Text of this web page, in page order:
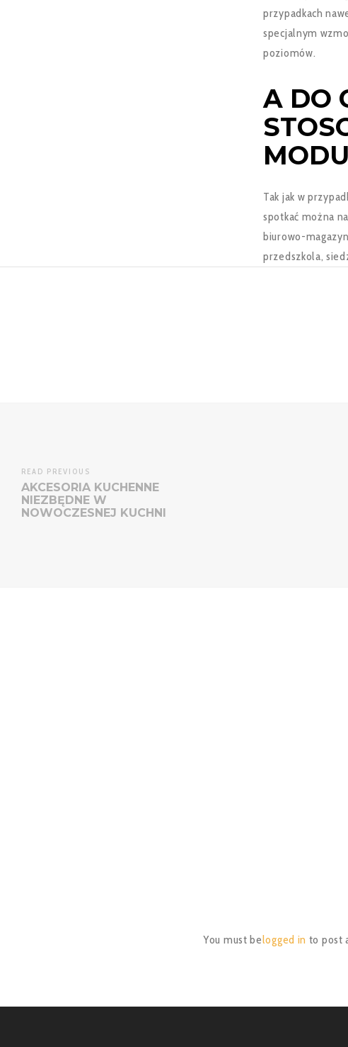
przypadkach
specjalnym
poziomów.
A DO
Tak jak w
spotkać można
biurowo-
przedszkola,
READ PREVIOUS
AKCESORIA KUCHENNE
NIEZBĘDNE W
NOWOCZESNEJ KUCHNI
You must belogged in to post